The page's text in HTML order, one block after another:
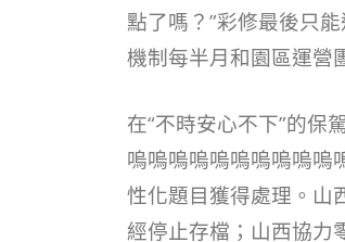
點了嗎？”彩修最後只
機制每半月和園區運營
在“不時安心不下”的保
嗚嗚嗚嗚嗚嗚嗚嗚嗚嗚
性化題目獲得處理。山
經停止存檔；山西協力